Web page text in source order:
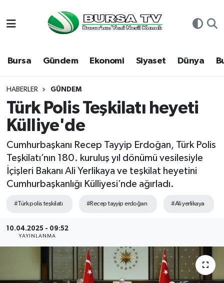
Bursa Gündem Ekonomi Siyaset Dünya
HABERLER GÜNDEM
Türk Polis Teşkilatı heyeti
Külliye'de
Cumhurbaşkanı Recep Tayyip Erdoğan, Türk Polis
Teşkilatı’nın 180. kuruluş yıl dönümü vesilesiyle
İçişleri Bakanı Ali Yerlikaya ve teşkilat heyetini
Cumhurbaşkanlığı Külliyesi’nde ağırladı.
#Türk polis teşkilatı #Recep tayyip erdoğan #Ali yerlikaya
10.04.2025 - 09:52
YAYINLANMA
Bursa
Dünya
Eğitim
Ekonomi
Genel
Gündem
Hava Durumu
Namaz Vakitleri
Trafik Durumu
Süper Lig Puan Durumu ve Fikstür
Tüm Manşetler
Son Dakika Haberleri